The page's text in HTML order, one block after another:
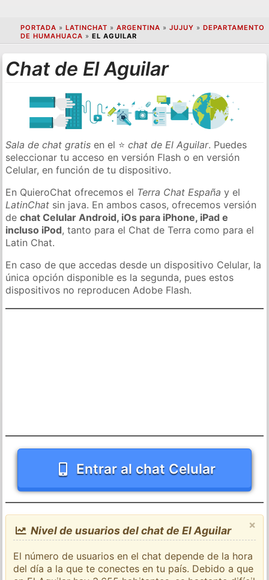
PORTADA » LATINCHAT » ARGENTINA » JUJUY » DEPARTAMENTO
DE HUMAHUACA » EL AGUILAR
Chat de El Aguilar
Sala de chat gratis en el ⭐chat de El Aguilar. Puedes
seleccionar tu acceso en versión Flash o en versión
Celular, en función de tu dispositivo.
En QuieroChat ofrecemos el Terra Chat España y el
LatinChat sin java. En ambos casos, ofrecemos versión
dechat Celular Android, iOs para iPhone, iPad e
incluso iPod, tanto para el Chat de Terra como para el
Latin Chat.
En caso de que accedas desde un dispositivo Celular, la
única opción disponible es la segunda, pues estos
dispositivos no reproducen Adobe Flash.
Entrar al chat Celular
×
Nivel de usuarios del chat de El Aguilar
El número de usuarios en el chat depende de la hora
del día a la que te conectes en tu país. Debido a que